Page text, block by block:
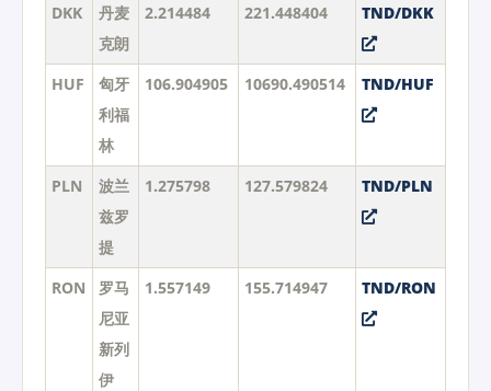
DKK
丹麦
克朗
2.214484 221.448404 TND/DKK
HUF
匈牙
利福
林
106.904905 10690.490514 TND/HUF
PLN
波兰
兹罗
提
1.275798 127.579824 TND/PLN
RON
罗马
尼亚
新列
伊
1.557149 155.714947 TND/RON